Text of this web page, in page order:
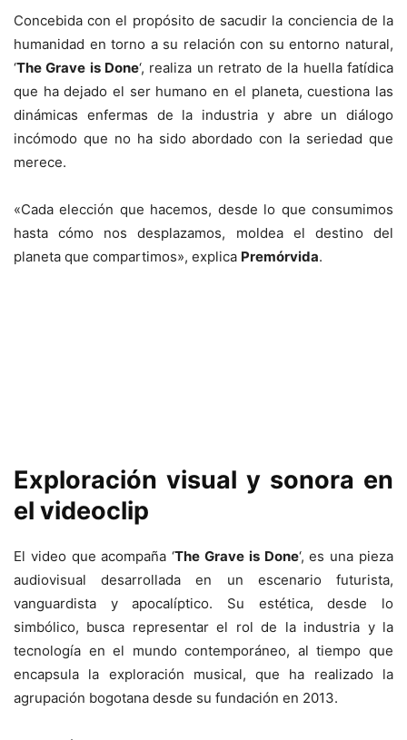
Concebida con el propósito de sacudir la conciencia de la
humanidad en torno a su relación con su entorno natural,
‘The Grave is Done‘, realiza un retrato de la huella fatídica
que ha dejado el ser humano en el planeta, cuestiona las
dinámicas enfermas de la industria y abre un diálogo
incómodo que no ha sido abordado con la seriedad que
merece.
«Cada elección que hacemos, desde lo que consumimos
hasta cómo nos desplazamos, moldea el destino del
planeta que compartimos», explica Premórvida.
Exploración visual y sonora en
el videoclip
El video que acompaña ‘The Grave is Done‘, es una pieza
audiovisual desarrollada en un escenario futurista,
vanguardista y apocalíptico. Su estética, desde lo
simbólico, busca representar el rol de la industria y la
tecnología en el mundo contemporáneo, al tiempo que
encapsula la exploración musical, que ha realizado la
agrupación bogotana desde su fundación en 2013.